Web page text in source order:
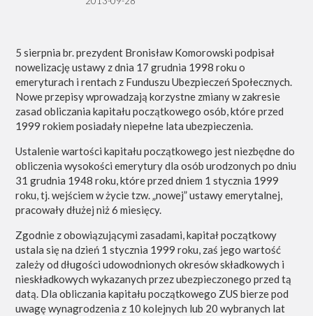
5 sierpnia br. prezydent Bronisław Komorowski podpisał
nowelizację ustawy z dnia 17 grudnia 1998 roku o
emeryturach i rentach z Funduszu Ubezpieczeń Społecznych.
Nowe przepisy wprowadzają korzystne zmiany w zakresie
zasad obliczania kapitału początkowego osób, które przed
1999 rokiem posiadały niepełne lata ubezpieczenia.
Ustalenie wartości kapitału początkowego jest niezbędne do
obliczenia wysokości emerytury dla osób urodzonych po dniu
31 grudnia 1948 roku, które przed dniem 1 stycznia 1999
roku, tj. wejściem w życie tzw. „nowej” ustawy emerytalnej,
pracowały dłużej niż 6 miesięcy.
Zgodnie z obowiązującymi zasadami, kapitał początkowy
ustala się na dzień 1 stycznia 1999 roku, zaś jego wartość
zależy od długości udowodnionych okresów składkowych i
nieskładkowych wykazanych przez ubezpieczonego przed tą
datą. Dla obliczania kapitału początkowego ZUS bierze pod
uwagę wynagrodzenia z 10 kolejnych lub 20 wybranych lat